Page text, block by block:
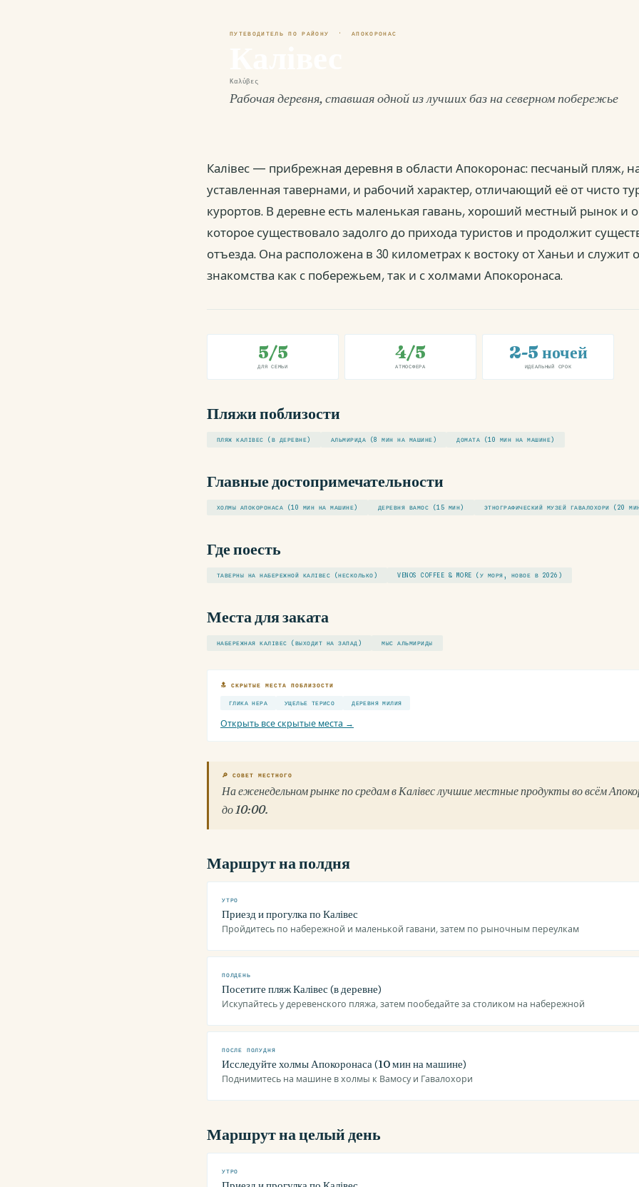
ПУТЕВОДИТЕЛЬ ПО РАЙОНУ · АПОКОРОНАС
Καλύβες
Рабочая деревня, ставшая одной из лучших баз на северном побережье
Калівес — прибрежная деревня в области Апокоронас: песчаный пляж,
уставленная тавернами, и рабочий характер, отличающий её от чисто
курортов. В деревне есть маленькая гавань, хороший местный рынок и
которое существовало задолго до прихода туристов и продолжит
отъезда. Она расположена в 30 километрах к востоку от Ханьи и служит
знакомства как с побережьем, так и с холмами Апокоронаса.
5/5
ДЛЯ СЕМЬИ
4/5
АТМОСФЕРА
2-5 ночей
ИДЕАЛЬНЫЙ СРОК
Пляжи поблизости
ПЛЯЖ КАЛІВЕС (В ДЕРЕВНЕ) АЛЬМИРИДА (8 МИН НА МАШИНЕ) ДОМАТА (10 МИН НА МАШИНЕ)
Главные достопримечательности
ХОЛМЫ АПОКОРОНАСА (10 МИН НА МАШИНЕ) ДЕРЕВНЯ ВАМОС (15 МИН) ЭТНОГРАФИЧЕСКИЙ МУЗЕЙ ГАВАЛОХОРИ (20
Где поесть
ТАВЕРНЫ НА НАБЕРЕЖНОЙ КАЛІВЕС (НЕСКОЛЬКО) VENOS COFFEE & MORE (У МОРЯ, НОВОЕ В 2026)
Места для заката
НАБЕРЕЖНАЯ КАЛІВЕС (ВЫХОДИТ НА ЗАПАД) МЫС АЛЬМИРИДЫ
🔝 СКРЫТЫЕ МЕСТА ПОБЛИЗОСТИ
ГЛИКА НЕРА УЩЕЛЬЕ ТЕРИСО ДЕРЕВНЯ МИЛИЯ
Открыть все скрытые места →
🔎 СОВЕТ МЕСТНОГО
На еженедельном рынке по средам в Калівес лучшие местные продукты во всём
до 10:00.
Маршрут на полдня
УТРО
Приезд и прогулка по Калівес
Пройдитесь по набережной и маленькой гавани, затем по рыночным переулкам
ПОЛДЕНЬ
Посетите пляж Калівес (в деревне)
Искупайтесь у деревенского пляжа, затем пообедайте за столиком на набережной
ПОСЛЕ ПОЛУДНЯ
Исследуйте холмы Апокоронаса (10 мин на машине)
Поднимитесь на машине в холмы к Вамосу и Гавалохори
Маршрут на целый день
УТРО